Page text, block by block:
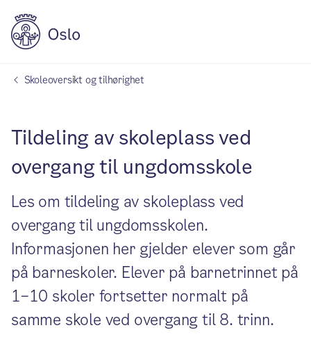
Skoleoversikt og tilhørighet
Tildeling av skoleplass ved
overgang til ungdomsskole
Les om tildeling av skoleplass ved
overgang til ungdomsskolen.
Informasjonen her gjelder elever som går
på barneskoler. Elever på barnetrinnet på
1–10 skoler fortsetter normalt på
samme skole ved overgang til 8. trinn.